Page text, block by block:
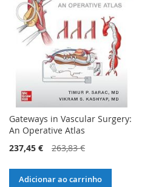
DESEJOS
Gateways in Vascular Surgery:
An Operative Atlas
237,45 €
263,83 €
Adicionar ao carrinho